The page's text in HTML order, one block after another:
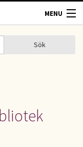
MENU
Sök